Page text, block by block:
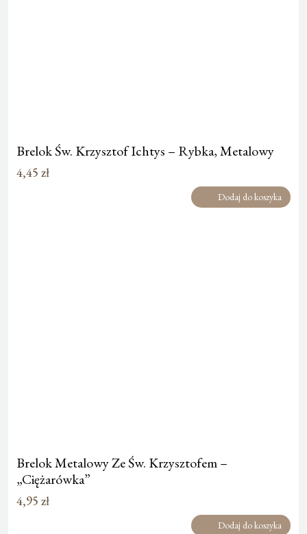
Brelok Św. Krzysztof Ichtys – Rybka, Metalowy
4,45 zł
Dodaj do koszyka
Brelok Metalowy Ze Św. Krzysztofem –
„Ciężarówka”
4,95 zł
Dodaj do koszyka